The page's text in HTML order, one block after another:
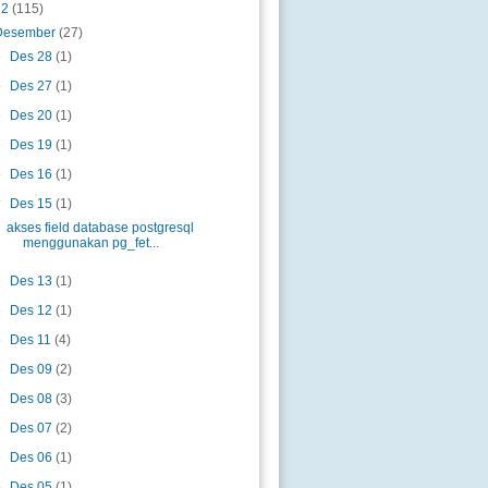
(115)
(27)
Des 28 (1)
Des 27 (1)
Des 20 (1)
Des 19 (1)
Des 16 (1)
Des 15 (1)
akses field database postgresql
menggunakan pg_fet...
Des 13 (1)
Des 12 (1)
Des 11 (4)
Des 09 (2)
Des 08 (3)
Des 07 (2)
Des 06 (1)